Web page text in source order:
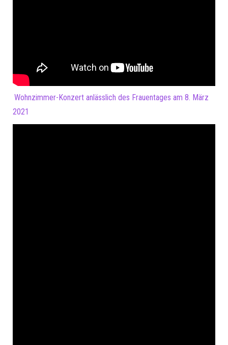
Wohnzimmer-Konzert anlässlich des Frauentages am 8. März
2021